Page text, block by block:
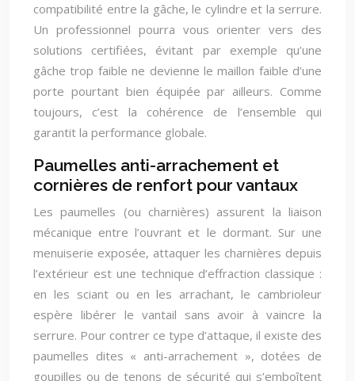
compatibilité entre la gâche, le cylindre et la serrure.
Un professionnel pourra vous orienter vers des
solutions certifiées, évitant par exemple qu’une
gâche trop faible ne devienne le maillon faible d’une
porte pourtant bien équipée par ailleurs. Comme
toujours, c’est la cohérence de l’ensemble qui
garantit la performance globale.
Paumelles anti-arrachement et
cornières de renfort pour vantaux
Les paumelles (ou charnières) assurent la liaison
mécanique entre l’ouvrant et le dormant. Sur une
menuiserie exposée, attaquer les charnières depuis
l’extérieur est une technique d’effraction classique :
en les sciant ou en les arrachant, le cambrioleur
espère libérer le vantail sans avoir à vaincre la
serrure. Pour contrer ce type d’attaque, il existe des
paumelles dites « anti-arrachement », dotées de
goupilles ou de tenons de sécurité qui s’emboîtent